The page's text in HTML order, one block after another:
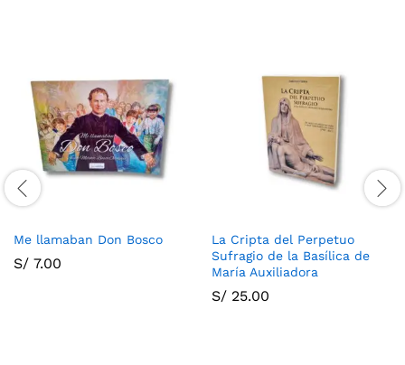
Me llamaban Don Bosco
S/ 7.00
La Cripta del Perpetuo
Sufragio de la Basílica de
María Auxiliadora
S/ 25.00